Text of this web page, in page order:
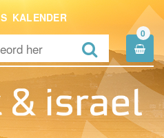
KALENDER

0
